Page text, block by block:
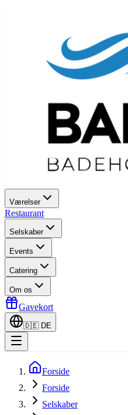
Værelser
Restaurant
Selskaber
Events
Catering
Om os
Gavekort
🇩🇪 DE
Forside
Forside
Selskaber